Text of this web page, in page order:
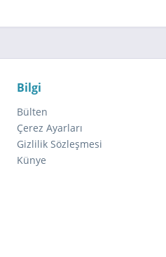
Bilgi
Bülten
Çerez Ayarları
Gizlilik Sözleşmesi
Künye